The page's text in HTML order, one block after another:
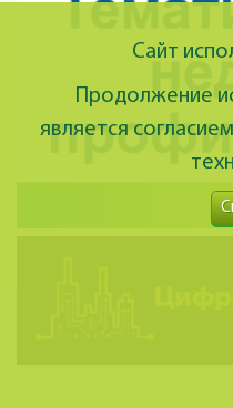
Сайт
Продолжение
является